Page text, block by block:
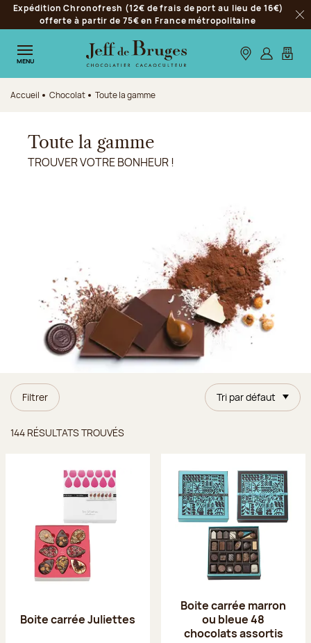
Aller à la navigation
Aller au contenu principal
Aller au pied de page
Expédition Chronofresh (12€ de frais de port au lieu de 16€)
offerte à partir de 75€ en France métropolitaine
MENU Nos boutiques
S’identifier
Mon
Accueil Chocolat Toute la gamme
Toute la gamme
TROUVER VOTRE BONHEUR !
Filtrer Tri par défaut
144 RÉSULTATS TROUVÉS
Boite carrée Juliettes
Boite carrée marron
ou bleue 48
chocolats assortis